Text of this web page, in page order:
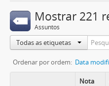
Mostrar 221
Assuntos
Todas as etiquetas
Ordenar por ordem: Data
Nota